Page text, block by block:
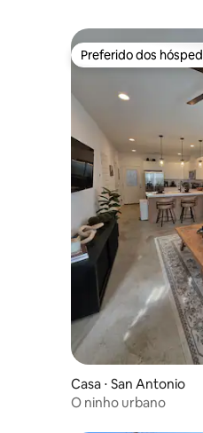
Preferido dos
Preferido dos
Casa ⋅ San Antonio
O ninho urbano